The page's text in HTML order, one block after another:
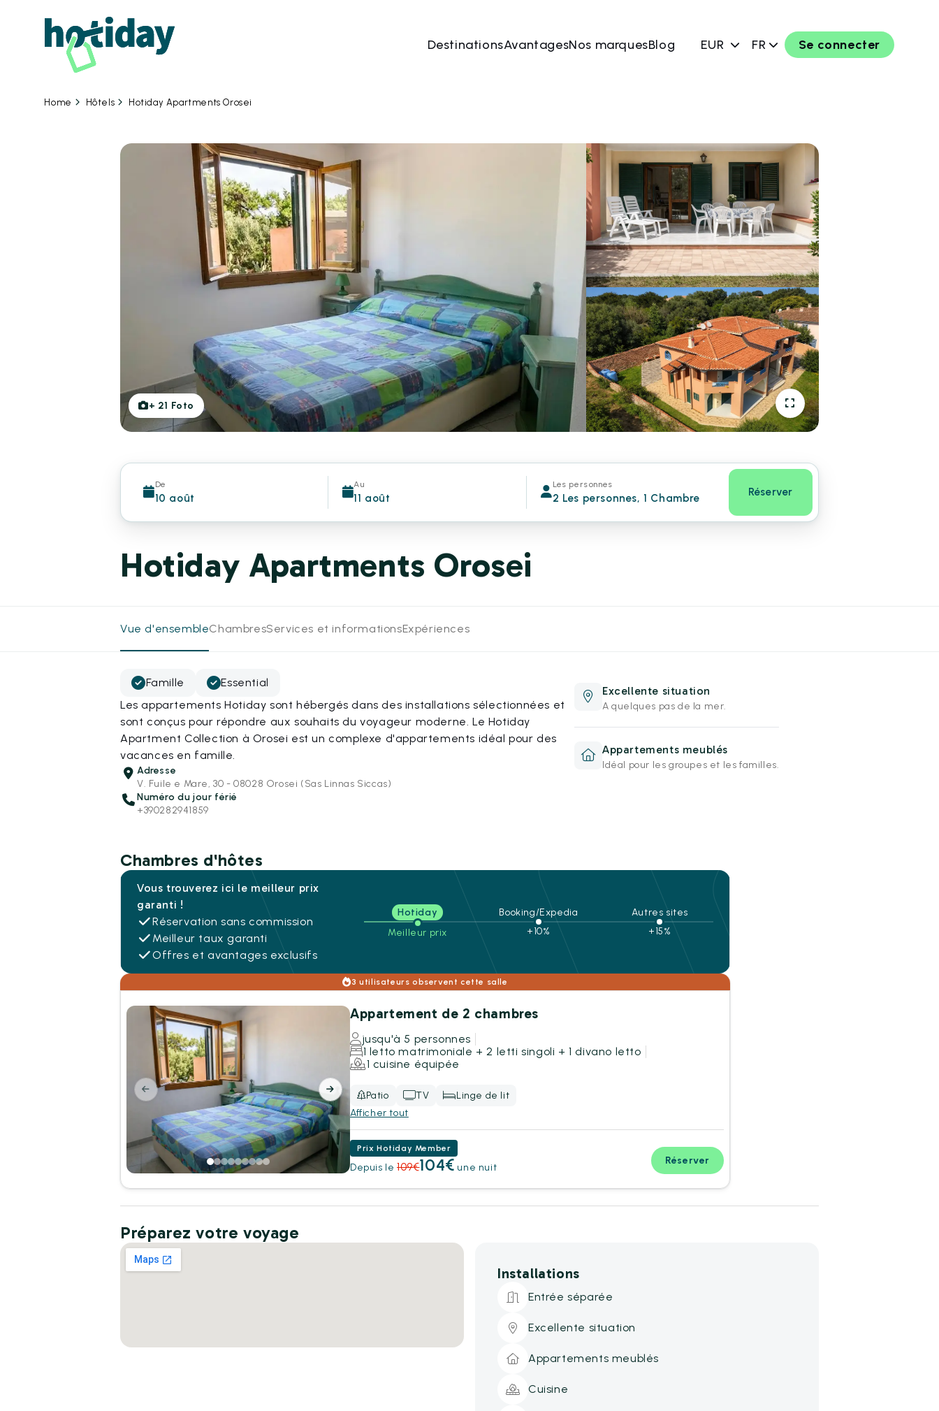
DestinationsAvantagesNos marquesBlog EUR FR Se connecter
Home Hôtels Hotiday Apartments Orosei
+ 21 Foto
De
10 août
Au
11 août
Les personnes
2 Les personnes, 1 Chambre Réserver
Hotiday Apartments Orosei
Vue d'ensembleChambresServices et informationsExpériences
Famille
Essential
Les appartements Hotiday sont hébergés dans des installations sélectionnées et
sont conçus pour répondre aux souhaits du voyageur moderne. Le Hotiday
Apartment Collection à Orosei est un complexe d'appartements idéal pour des
vacances en famille.
Adresse
V. Fuile e Mare, 30 - 08028 Orosei (Sas Linnas Siccas)
Numéro du jour férié
+390282941859
Excellente situation
A quelques pas de la mer.
Appartements meublés
Idéal pour les groupes et les familles.
Chambres d'hôtes
Vous trouverez ici le meilleur prix
garanti !
Réservation sans commission
Meilleur taux garanti
Offres et avantages exclusifs
Hotiday
Meilleur prix
Booking/Expedia
+10%
Autres sites
+15%
3 utilisateurs observent cette salle
Appartement de 2 chambres
jusqu'à 5 personnes
1 letto matrimoniale + 2 letti singoli + 1 divano letto
1 cuisine équipée
Patio TV
Linge de lit
Afficher tout
Prix Hotiday Member
Depuis le 109€104€ une nuit
Réserver
Préparez votre voyage
Installations
Entrée séparée
Excellente situation
Appartements meublés
Cuisine